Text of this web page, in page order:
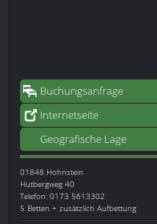
Buchungsanfrage
Internetseite
Geografische Lage
01848 Hohnstein
Hutbergweg 40
Telefon: 0173 5613302
5 Betten + zusätzlich Aufbettung